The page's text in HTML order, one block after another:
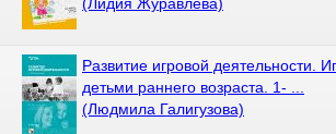
Развитие игровой деятельности.
детьми раннего возраста. 1- ...
(Людмила Галигузова)